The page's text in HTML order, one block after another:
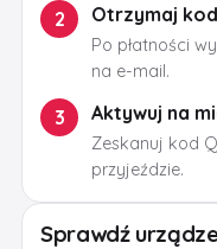
2 Otrzymaj
Po płatności
na e-mail.
3 Aktywuj na
Zeskanuj kod
przyjeździe.
Sprawdź